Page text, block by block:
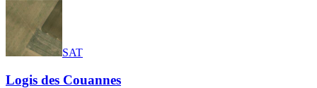
SAT
Logis des Couannes